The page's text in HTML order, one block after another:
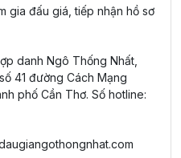
gia đấu giá, tiếp nhận hồ sơ
danh Ngô Thống Nhất,
41 đường Cách Mạng
phố Cần Thơ. Số hotline: